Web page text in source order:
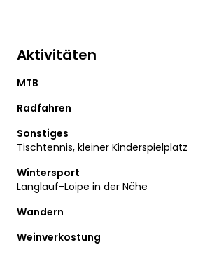
Aktivitäten
MTB
Radfahren
Sonstiges
Tischtennis, kleiner Kinderspielplatz
Wintersport
Langlauf-Loipe in der Nähe
Wandern
Weinverkostung